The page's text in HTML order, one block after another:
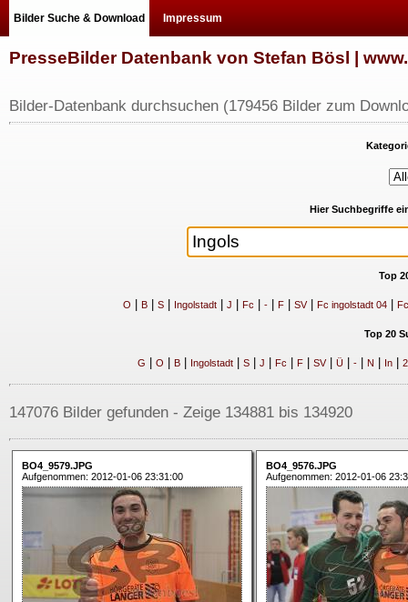
Bilder Suche & Download Impressum
PresseBilder Datenbank von Stefan Bösl |
Bilder-Datenbank durchsuchen (179456 Bilder zum
Hier Suchbegriffe
Top
O B| S| Ingolstadt| J Fc -| F| SV| Fc ingolstadt 04|
Top 20
G O B| Ingolstadt| S| J Fc F| SV| Ü| -| N In| 2
147076 Bilder gefunden - Zeige 134881 bis 134920
BO4_9579.JPG
Aufgenommen: 2012-01-06 23:31:00
BO4_9576.JPG
Aufgenommen: 2012-01-06